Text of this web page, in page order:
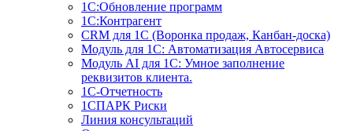
1С:Обновление программ
1С:Контрагент
CRM для 1С (Воронка продаж, Канбан-доска)
Модуль для 1С: Автоматизация Автосервиса
Модуль AI для 1С: Умное заполнение
реквизитов клиента.
1С-Отчетность
1СПАРК Риски
Линия консультаций